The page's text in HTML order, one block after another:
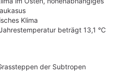
Klima
beträgt 13,1 °C
der Subtropen